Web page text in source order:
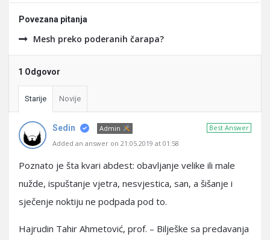
Povezana pitanja
Mesh preko poderanih čarapa?
1 Odgovor
Starije Novije
Best Answer
Sedin
Admin
Added an answer on 21.05.2019 at 01:58
Poznato je šta kvari abdest: obavljanje velike ili male
nužde, ispuštanje vjetra, nesvjestica, san, a šišanje i
sječenje noktiju ne podpada pod to.
Hajrudin Tahir Ahmetović, prof. – Bilješke sa predavanja